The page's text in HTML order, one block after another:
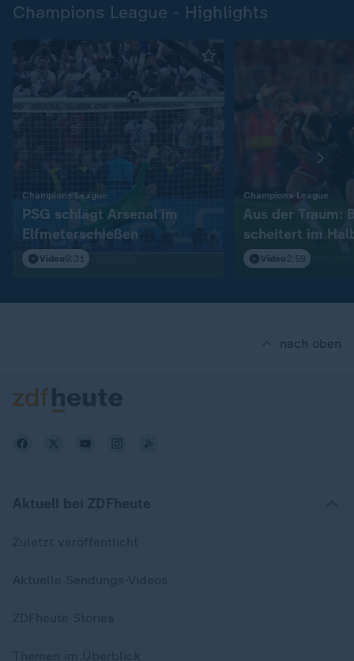
Champions League - Highlights
Champions League
PSG schlägt Arsenal im
Elfmeterschießen
Video9:31
Champions League
Aus der Traum:
scheitert im
Video2:59
nach oben